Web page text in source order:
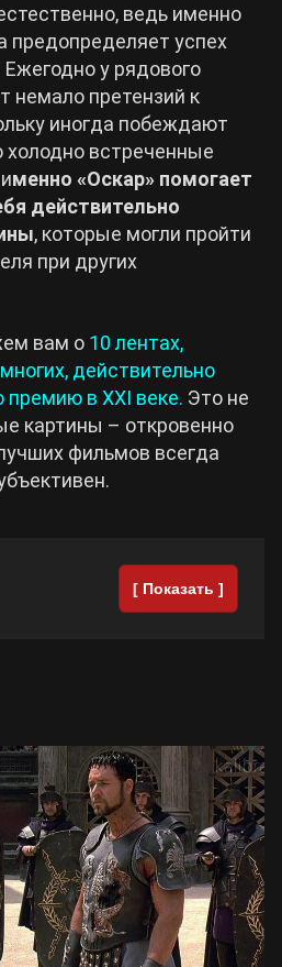
ведь именно
предопределяет успех
у рядового
немало претензий к
иногда побеждают
встреченные
менно «Оскар» помогает
действительно
, которые могли пройти
при других
вам о 10 лентах,
действительно
в XXI веке. Это не
картины – откровенно
фильмов всегда
[ Показать ]